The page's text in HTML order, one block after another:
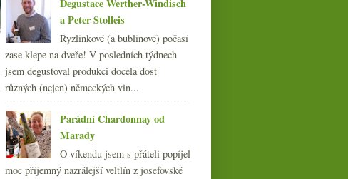
Bílé burgundské v tiché i šumivé
podobě
► května(23)
►dubna (20)
►března(23)
►února(20)
►ledna (21)
►2010(249)
►2009(249)
►2008(270)
Degustace Werther-Windisch
a Peter Stolleis
Ryzlinkové (a bublinové) počasí
zase klepe na dveře! V posledních týdnech
jsem degustoval produkci docela dost
různých (nejen) německých vin...
Parádní Chardonnay od
Marady
O víkendu jsem s přáteli popíjel
moc příjemný nazrálejší veltlín z josefovské